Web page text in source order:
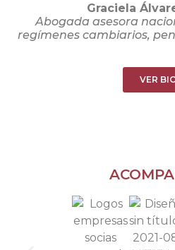
Graciela
Abogada asesora
regímenes cambiarios,
VER